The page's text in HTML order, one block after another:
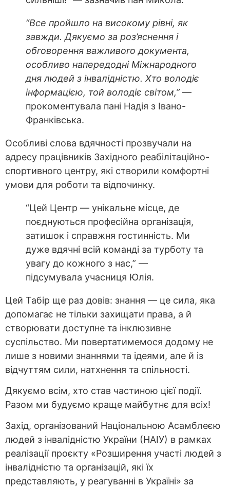
“Все пройшло на високому рівні, як
завжди. Дякуємо за роз’яснення і
обговорення важливого документа,
особливо напередодні Міжнародного
дня людей з інвалідністю. Хто володіє
інформацією, той володіє світом,”—
прокоментувала пані Надія з Івано-
Франківська.
Особливі слова вдячності прозвучали на
адресу працівників Західного реабілітаційно-
спортивного центру, які створили комфортні
умови для роботи та відпочинку.
“Цей Центр — унікальне місце, де
поєднуються професійна організація,
затишок і справжня гостинність. Ми
дуже вдячні всій команді за турботу та
увагу до кожного з нас,” —
підсумувала учасниця Юлія.
Цей Табір ще раз довів: знання — це сила, яка
допомагає не тільки захищати права, а й
створювати доступне та інклюзивне
суспільство. Ми повертатимемося додому не
лише з новими знаннями та ідеями, але й із
відчуттям сили, натхнення та спільності.
Дякуємо всім, хто став частиною цієї події.
Разом ми будуємо краще майбутнє для всіх!
Захід, організований Національною Асамблеєю
людей з інвалідністю України (НАІУ) в рамках
реалізації проєкту «Розширення участі людей з
інвалідністю та організацій, які їх
представляють, у реагуванні в Україні» за